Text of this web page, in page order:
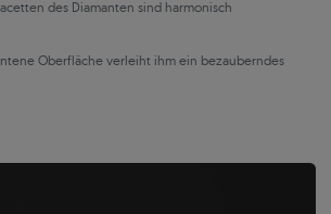
des Diamanten sind harmonisch
Oberfläche verleiht ihm ein bezauberndes